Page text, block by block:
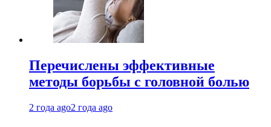
Перечислены эффективные
методы борьбы с головной болью
2 года ago2 года ago